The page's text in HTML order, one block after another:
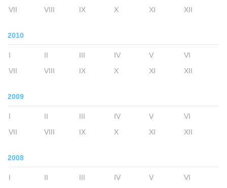
VII
VIII IX X XI XII
2010
I II III IV V
VI
VII
VIII IX X XI XII
2009
I II III IV V
VI
VII
VIII IX X XI XII
2008
I II III IV V
VI